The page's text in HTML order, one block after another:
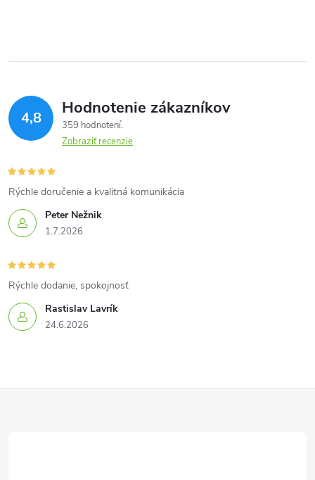
4,8 Hodnotenie zákazníkov
359 hodnotení
Zobraziť recenzie
Peter Nežnik
1.7.2026
Rýchle doručenie a kvalitná komunikácia
Rastislav Lavrík
24.6.2026
Rýchle dodanie, spokojnosť